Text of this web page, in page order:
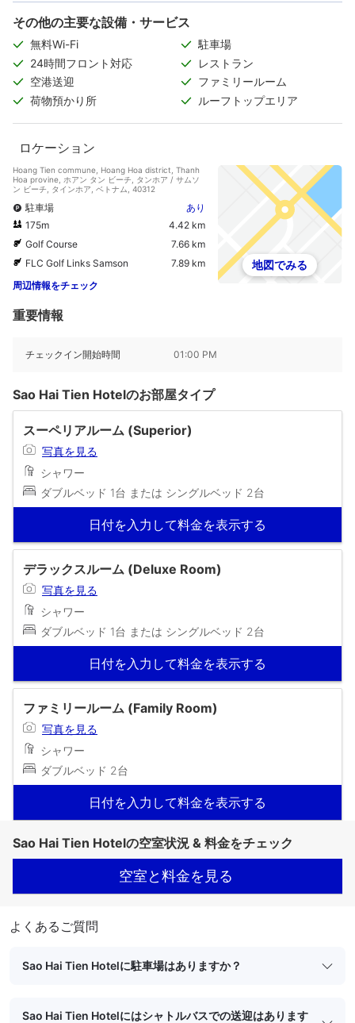
その他の主要な設備・サービス
無料Wi-Fi
駐車場
24時間フロント対応
レストラン
空港送迎
ファミリールーム
荷物預かり所
ルーフトップエリア
ロケーション
Hoang Tien commune, Hoang Hoa district, Thanh
Hoa provine, ホアン タン ビーチ, タンホア / サムソ
ン ビーチ, タインホア, ベトナム, 40312
駐車場
あり
175m
4.42 km
Golf Course
7.66 km
FLC Golf Links Samson
7.89 km
周辺情報をチェック
地図でみる
重要情報
チェックイン開始時間 01:00 PM
Sao Hai Tien Hotelのお部屋タイプ
スーペリアルーム (Superior)
写真を見る
シャワー
ダブルベッド 1台 または シングルベッド 2台
日付を入力して料金を表示する
デラックスルーム (Deluxe Room)
写真を見る
シャワー
ダブルベッド 1台 または シングルベッド 2台
日付を入力して料金を表示する
ファミリールーム (Family Room)
写真を見る
シャワー
ダブルベッド 2台
日付を入力して料金を表示する
Sao Hai Tien Hotelの空室状況 & 料金をチェック
空室と料金を見る
よくあるご質問
Sao Hai Tien Hotelに駐車場はありますか？
Sao Hai Tien Hotelにはシャトルバスでの送迎はあります